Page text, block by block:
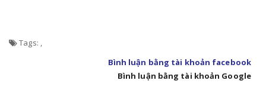
Tags: ,
Bình luận bằng tài khoản facebook
Bình luận bằng tài khoản Google